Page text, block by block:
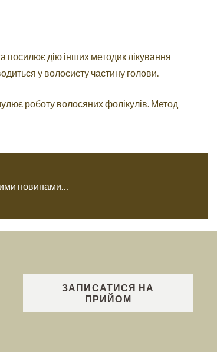
посилює дію інших методик лікування
у волосисту частину голови.
роботу волосяних фолікулів. Метод
новинами…
ЗАПИСАТИСЯ НА
ПРИЙОМ